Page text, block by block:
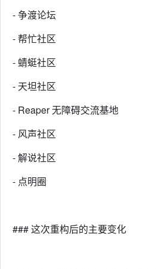
- 争渡论坛
- 帮忙社区
- 蜻蜓社区
- 天坦社区
- Reaper 无障碍交流基地
- 风声社区
- 解说社区
- 点明圈
### 这次重构后的主要变化